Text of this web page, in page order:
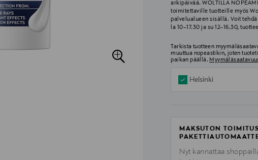
arkipäivää. WOLTILLA
toimitettaville tuotteille myös
palvelualueen sisällä. Voit
la 10–17.30 ja su 12–16.30,
Tarkista tuotteen
muuttua nopeastikin, joten
paikan päällä.
Helsinki
MAKSUTON
Nyt kannattaa